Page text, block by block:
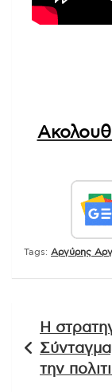
Tags: Αργύρης
άρθρων
Η
την